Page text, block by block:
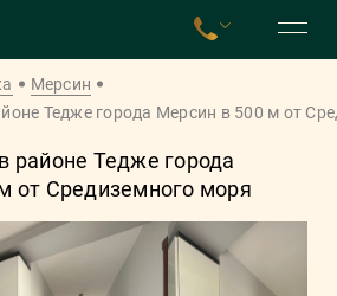
Мерсин
Тедже города Мерсин в 500 м от
районе Тедже города
от Средиземного моря